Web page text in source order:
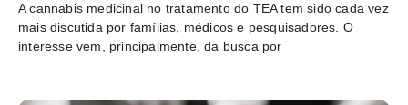
A cannabis medicinal no tratamento do TEA tem sido cada vez
mais discutida por famílias, médicos e pesquisadores. O
interesse vem, principalmente, da busca por